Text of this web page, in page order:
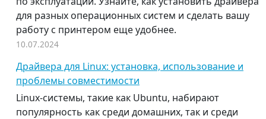
для разных операционных систем и сделать вашу
работу с принтером еще удобнее.
10.07.2024
Драйвера для Linux: установка, использование и
проблемы совместимости
Linux-системы, такие как Ubuntu, набирают
популярность как среди домашних, так и среди